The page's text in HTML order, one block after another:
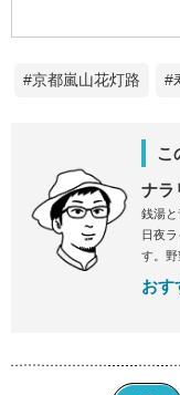
#京都嵐山花灯路 #
こ
ナラ
銭湯と
日夜
す。野
おす